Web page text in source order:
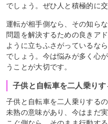
でしょう。ぜひ人と積極的に
運転が相手側なら、その知ら
問題を解決するための良きア
ように立ちふさがっているな
でしょう。今は悩みが多く心
うことが大切です。
子供と自転車を二人乗りす
子供と自転車を二人乗りする
未熟の意味があり、今はまだ